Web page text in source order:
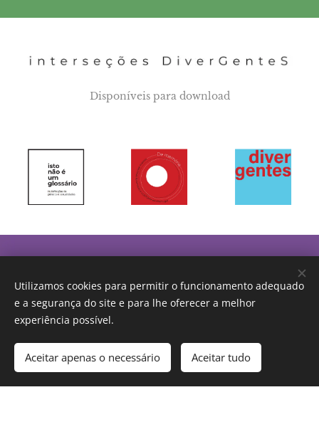
Disponíveis para download
CONTACTA-NOS: GENTOPIA.ADIG@GMAIL.COM
Utilizamos cookies para permitir o funcionamento adequado
e a segurança do site e para lhe oferecer a melhor
experiência possível.
Aceitar apenas o necessário Aceitar tudo